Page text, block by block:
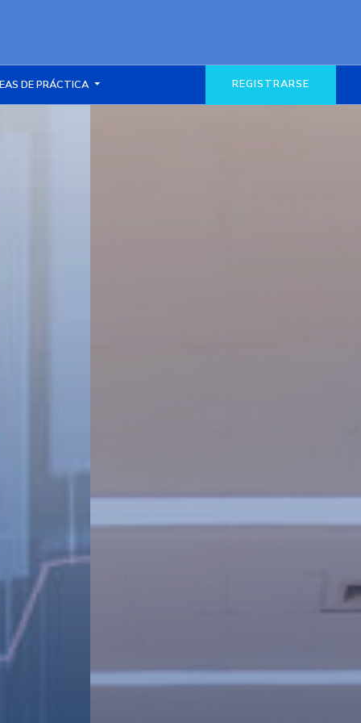
DE PRÁCTICA REGISTRARSE